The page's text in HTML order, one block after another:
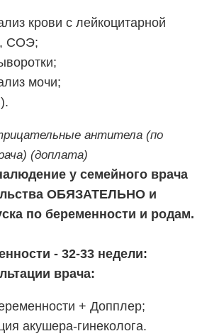
крови с лейкоцитарной
СОЭ;
мочи;
антитела (по
(доплата)
у семейного врача
ОБЯЗАТЕЛЬНО и
по беременности и родам.
- 32-33 недели:
врача:
+ Допплер;
акушера-гинеколога.